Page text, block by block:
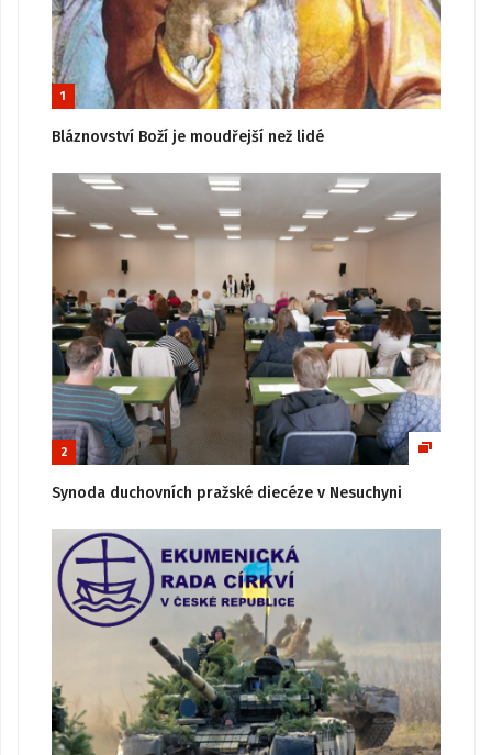
1
Bláznovství Boží je moudřejší než lidé
2
Synoda duchovních pražské diecéze v Nesuchyni